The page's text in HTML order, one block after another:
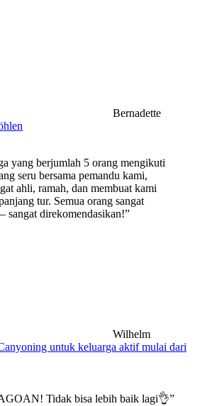
Bernadette
yang berjumlah 5 orang mengikuti
seru bersama pemandu kami,
ahli, ramah, dan membuat kami
tur. Semua orang sangat
direkomendasikan!”
Wilhelm
untuk keluarga aktif mulai dari
Tidak bisa lebih baik lagi👌”